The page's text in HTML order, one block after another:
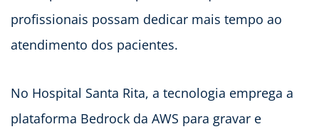
profissionais possam dedicar mais tempo ao
atendimento dos pacientes.
No Hospital Santa Rita, a tecnologia emprega a
plataforma Bedrock da AWS para gravar e